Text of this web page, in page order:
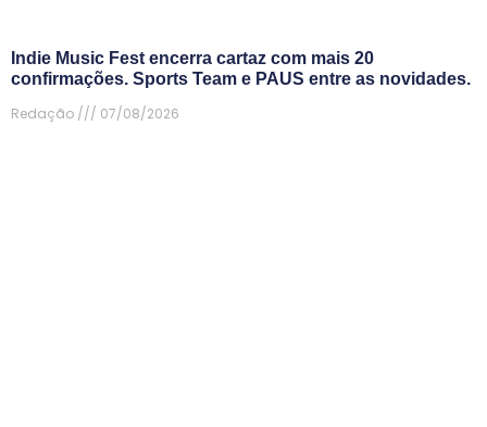
Indie Music Fest encerra cartaz com mais 20
confirmações. Sports Team e PAUS entre as novidades.
Redação
07/08/2026